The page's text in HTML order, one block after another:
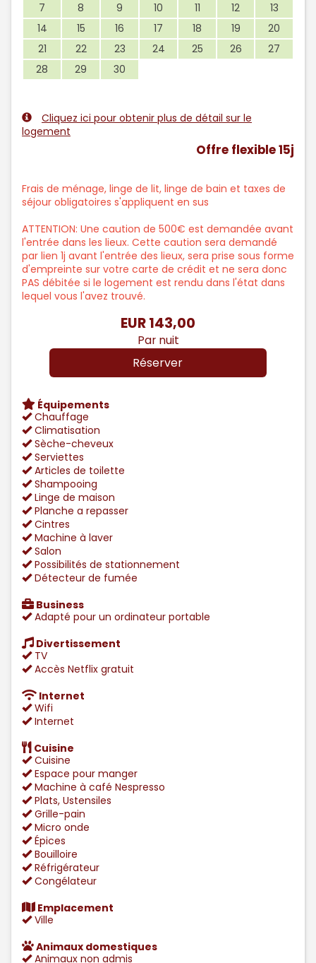
7
8 9 10 11 12
13
14
15 16 17 18 19
20
21
22 23 24 25 26
27
28
29 30
Cliquez ici pour obtenir plus de détail sur le
logement
Offre flexible 15j
Frais de ménage, linge de lit, linge de bain et taxes de
séjour obligatoires s'appliquent en sus
ATTENTION: Une caution de 500€ est demandée avant
l'entrée dans les lieux. Cette caution sera demandé
par lien 1j avant l'entrée des lieux, sera prise sous forme
d'empreinte sur votre carte de crédit et ne sera donc
PAS débitée si le logement est rendu dans l'état dans
lequel vous l'avez trouvé.
EUR143,00
Par nuit
Équipements
Chauffage
Climatisation
Sèche-cheveux
Serviettes
Articles de toilette
Shampooing
Linge de maison
Planche a repasser
Cintres
Machine à laver
Salon
Possibilités de stationnement
Détecteur de fumée
Business
Adapté pour un ordinateur portable
Divertissement
TV
Accès Netflix gratuit
Internet
Wifi
Internet
Cuisine
Cuisine
Espace pour manger
Machine à café Nespresso
Plats, Ustensiles
Grille-pain
Micro onde
Épices
Bouilloire
Réfrigérateur
Congélateur
Emplacement
Ville
Animaux domestiques
Animaux non admis